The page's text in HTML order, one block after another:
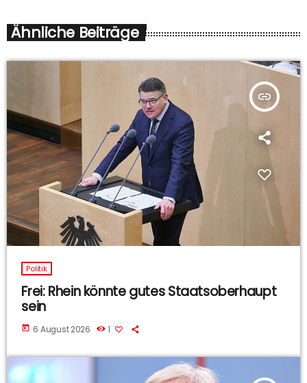
Ähnliche Beiträge
insert_link
Politik
Frei: Rhein könnte gutes Staatsoberhaupt
sein
today 6 August 2026 1